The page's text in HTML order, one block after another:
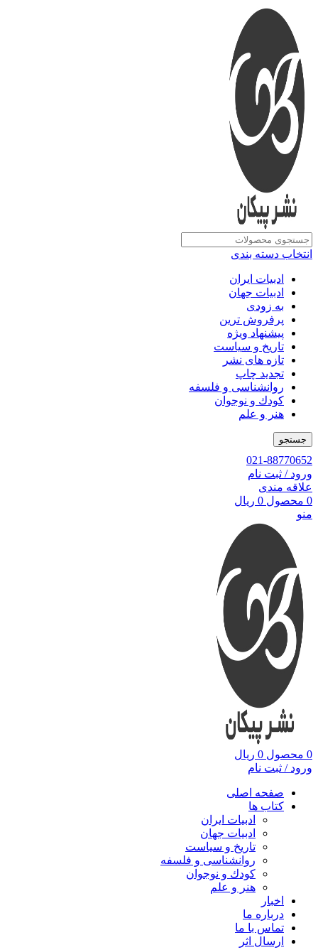
انتخاب دسته بندی
ادبیات ایران
ادبیات جهان
به زودی
پرفروش ترین
پیشنهاد ویژه
تاریخ و سیاست
تازه های نشر
تجدید چاپ
روانشناسی و فلسفه
کودك و نوجوان
هنر و علم
جستجو
021-88770652
ورود / ثبت نام
علاقه مندی
0 محصول 0 ریال
منو
0 محصول 0 ریال
ورود / ثبت نام
صفحه اصلی
کتاب ها
ادبیات ایران
ادبیات جهان
تاریخ و سیاست
روانشناسی و فلسفه
کودك و نوجوان
هنر و علم
اخبار
درباره ما
تماس با ما
ارسال اثر